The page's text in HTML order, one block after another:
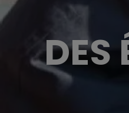
DES